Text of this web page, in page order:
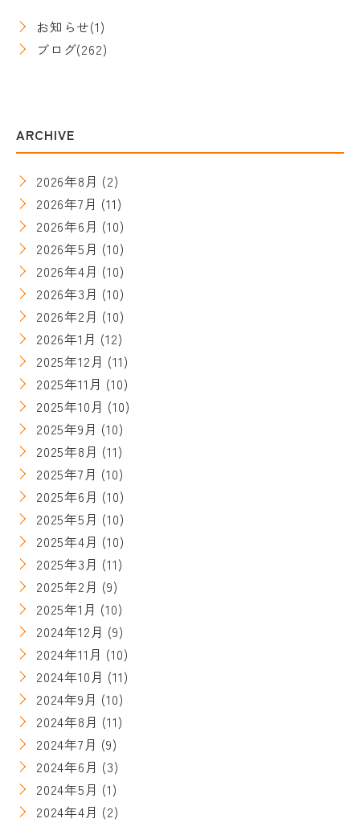
お知らせ(1)
ブログ(262)
ARCHIVE
2026年8月 (2)
2026年7月 (11)
2026年6月 (10)
2026年5月 (10)
2026年4月 (10)
2026年3月 (10)
2026年2月 (10)
2026年1月 (12)
2025年12月 (11)
2025年11月 (10)
2025年10月 (10)
2025年9月 (10)
2025年8月 (11)
2025年7月 (10)
2025年6月 (10)
2025年5月 (10)
2025年4月 (10)
2025年3月 (11)
2025年2月 (9)
2025年1月 (10)
2024年12月 (9)
2024年11月 (10)
2024年10月 (11)
2024年9月 (10)
2024年8月 (11)
2024年7月 (9)
2024年6月 (3)
2024年5月 (1)
2024年4月 (2)